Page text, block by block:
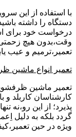
با استفاده از این
دستگاه را داشته
درخواست خود برای
وقت،بدون هیچ
تعمیر،ترمیم و عیب
تعمیر انواع ماشین
تعمیر ماشین
کارشناسان کاربلد و
پذیرد؛ از این رو،نه
گردد بلکه به دلیل
ویژه در حین